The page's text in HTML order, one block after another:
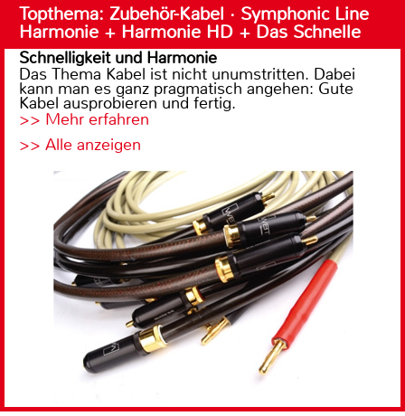
Topthema: Zubehör-Kabel · Symphonic Line
Harmonie + Harmonie HD + Das Schnelle
Schnelligkeit und Harmonie
Das Thema Kabel ist nicht unumstritten. Dabei
kann man es ganz pragmatisch angehen: Gute
Kabel ausprobieren und fertig.
>> Mehr erfahren
>> Alle anzeigen